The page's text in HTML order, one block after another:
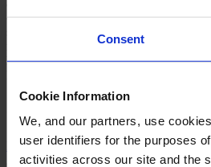
Consent
Cookie Information
We, and our partners, use
user identifiers for the purposes
activities across our site and the
de recevoir et de gérer les stocks de
s'intègre à la comptabilité, la saisie des
nous rencontrons moins de solutions de
FeneVision est un outil si complet qu'il
Explorez d’autres études de cas